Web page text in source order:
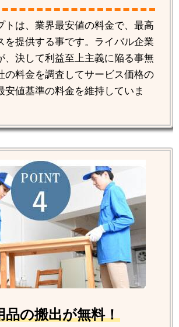
トは、業界最安値の料金で、最高
を提供する事です。ライバル企業
、決して利益至上主義に陥る事無
の料金を調査してサービス価格の
安値基準の料金を維持していま
品の搬出が無料！